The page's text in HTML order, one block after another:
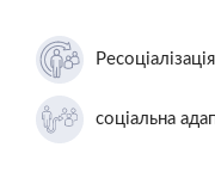
Ресоціалізація
соціальна